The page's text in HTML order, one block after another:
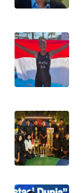
SULTENG
WN
SULBAR
WN
WN
SUMBAR
SUMSEL